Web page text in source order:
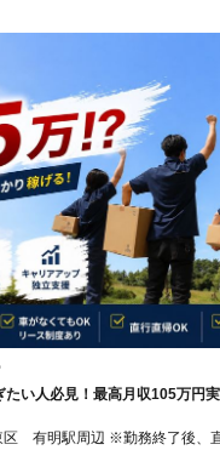
たい人必見！最高月収105万円